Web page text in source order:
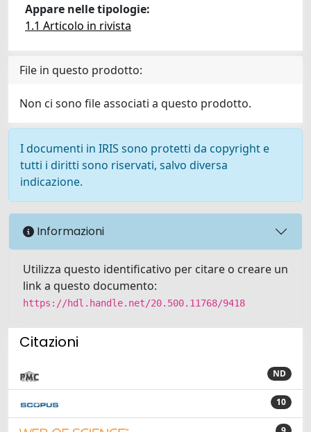
Appare nelle tipologie:
1.1 Articolo in rivista
File in questo prodotto:
Non ci sono file associati a questo prodotto.
I documenti in IRIS sono protetti da copyright e
tutti i diritti sono riservati, salvo diversa
indicazione.
Informazioni
Utilizza questo identificativo per citare o creare un
link a questo documento:
https://hdl.handle.net/20.500.11768/9418
Citazioni
ND
10